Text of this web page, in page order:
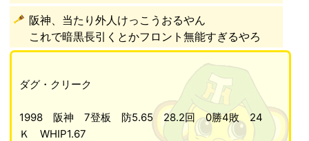
阪神、当たり外人けっこうおるやん
これで暗黒長引くとかフロント無能すぎるやろ
ダグ・クリーク
1998 阪神 7登板 防5.65 28.2回 0勝4敗 24
Ｋ WHIP1.67